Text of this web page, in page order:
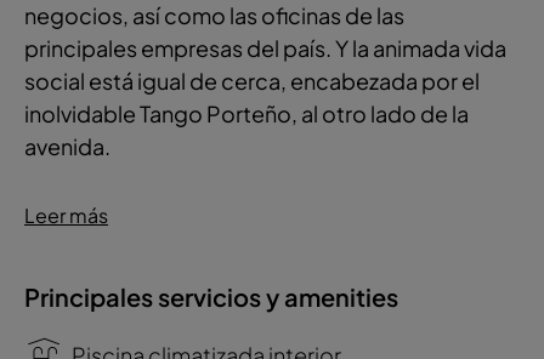
negocios, así como las oficinas de las
principales empresas del país. Y la animada vida
social está igual de cerca, encabezada por el
inolvidable Tango Porteño, al otro lado de la
avenida.
Leer más
Principales servicios y amenities